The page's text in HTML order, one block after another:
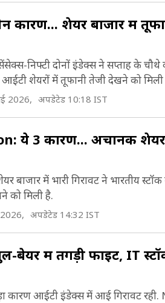
कारण... शेयर बाजार में
निफ्टी दोनों इंडेक्स ने सप्ताह के
शेयरों में तूफानी तेजी देखने को मिली
2026, अपडेटेड 10:18 IST
ये 3 कारण... अचानक शेयर
में भारी गिरावट ने भारतीय स्टॉक
को मिली है.
अपडेटेड 14:32 IST
बेयर में तगड़ी फाइट, IT
आईटी इंडेक्स में आई गिरावट